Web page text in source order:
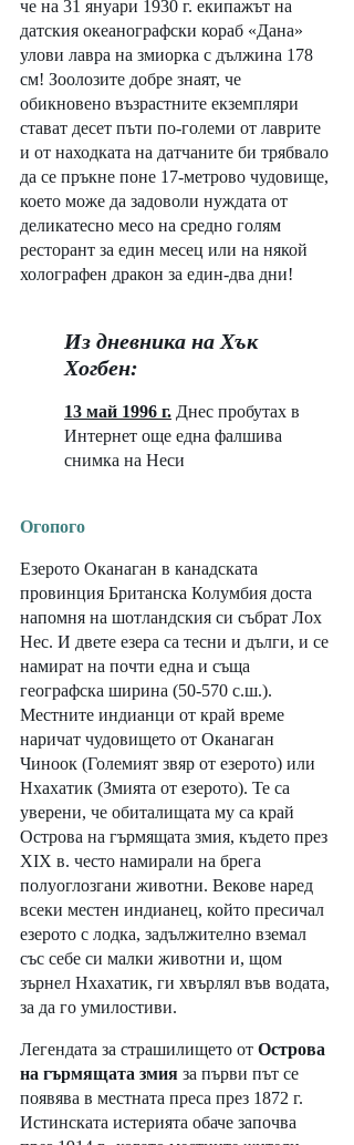
че на 31 януари 1930 г. екипажът на
датския океанографски кораб «Дана»
улови лавра на змиорка с дължина 178
см! Зоолозите добре знаят, че
обикновено възрастните екземпляри
стават десет пъти по-големи от лаврите
и от находката на датчаните би трябвало
да се пръкне поне 17-метрово чудовище,
което може да задоволи нуждата от
деликатесно месо на средно голям
ресторант за един месец или на някой
холографен дракон за един-два дни!
Из дневника на Хък
Хогбен:
13 май 1996 г. Днес пробутах в
Интернет още една фалшива
снимка на Неси
Огопого
Езерото Оканаган в канадската
провинция Британска Колумбия доста
напомня на шотландския си събрат Лох
Нес. И двете езера са тесни и дълги, и се
намират на почти една и съща
географска ширина (50-570 с.ш.).
Местните индианци от край време
наричат чудовището от Оканаган
Чиноок (Големият звяр от езерото) или
Нхахатик (Змията от езерото). Те са
уверени, че обиталищата му са край
Острова на гърмящата змия, където през
XIX в. често намирали на брега
полуоглозгани животни. Векове наред
всеки местен индианец, който пресичал
езерото с лодка, задължително вземал
със себе си малки животни и, щом
зърнел Нхахатик, ги хвърлял във водата,
за да го умилостиви.
Легендата за страшилището от Острова
на гърмящата змия за първи път се
появява в местната преса през 1872 г.
Истинската истерията обаче започва